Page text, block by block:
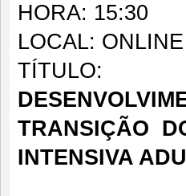
HORA: 15:30
LOCAL: ONLINE
TÍTULO:
TRANSIÇÃO
INTENSIVA